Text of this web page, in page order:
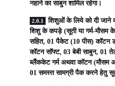
नहाने का साबुन शामिल रहेगा।
शिशुओं के लिये को दी जाने
शिशु के कपड़े (सूती या गर्म-मौसम
सहित, 01 पैकेट (10 पीस) कॉटन
कॉटन सॉफ्ट, 03 बेबी साबुन, 01
ब्लैंककेट गर्म अथवा कॉटन (मौसम
01 समस्त सामग्री पैक करने हेतु